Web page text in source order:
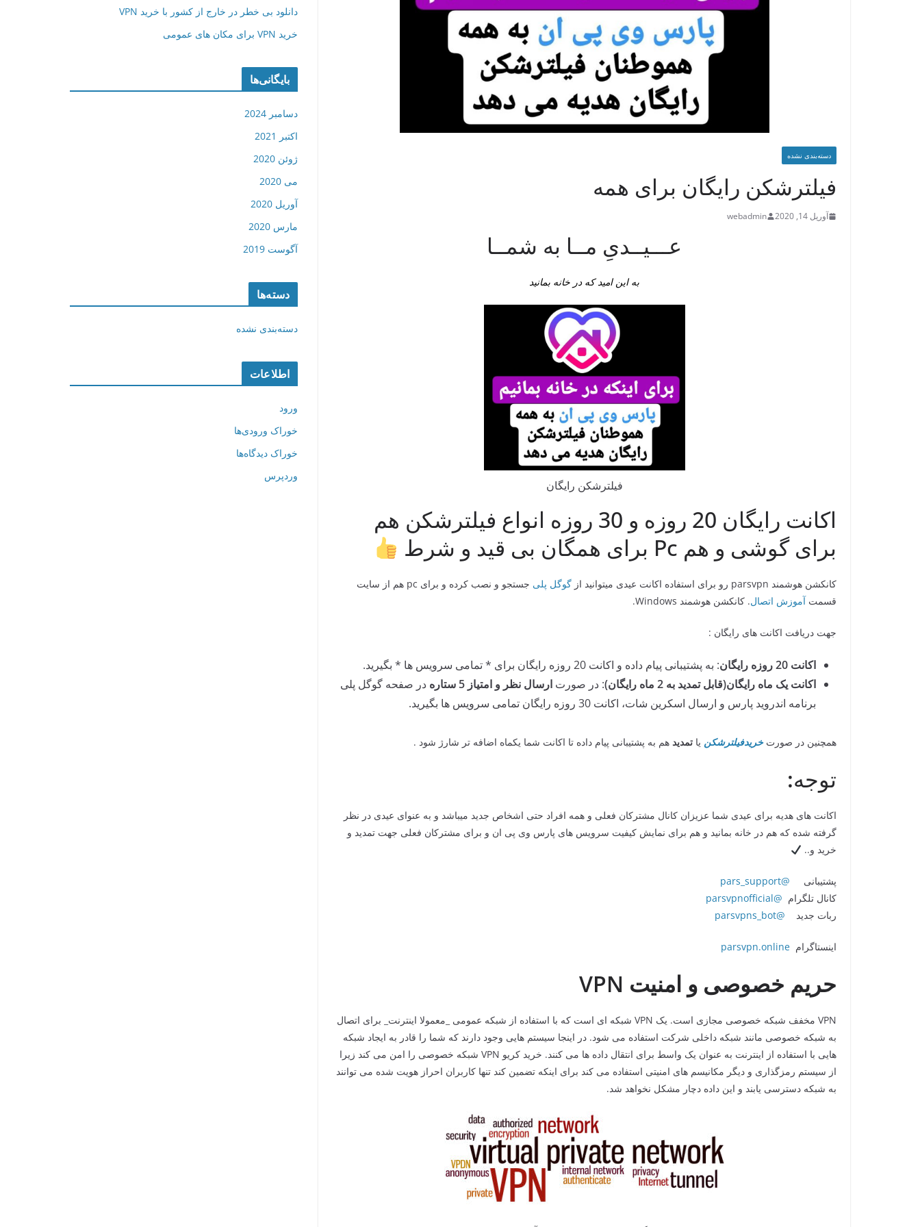
دسته‌بندی نشده
فیلترشکن رایگان برای همه
آوریل 14, 2020 webadmin
عـــیــدیِ مــا به شمــا
به این امید که در خانه بمانید
فیلترشکن رایگان
اکانت رایگان 20 روزه و 30 روزه انواع فیلترشکن هم
برای گوشی و هم Pc برای همگان بی قید و شرط
کانکشن هوشمند parsvpn رو برای استفاده اکانت عیدی میتوانید از گوگل پلی
جستجو و نصب کرده و برای pc هم از سایت
قسمت آموزش اتصال. کانکشن هوشمند Windows.
جهت دریافت اکانت های رایگان :
اکانت 20 روزه رایگان
: به پشتیبانی پیام داده و اکانت 20 روزه رایگان برای * تمامی سرویس ها * بگیرید.
اکانت یک ماه رایگان(قابل تمدید به 2 ماه رایگان)
: در صورت ارسال نظر و امتیاز 5 ستاره
در صفحه گوگل پلی
برنامه اندروید پارس و ارسال اسکرین شات، اکانت 30 روزه رایگان تمامی سرویس ها بگیرید.
همچنین در صورتخریدفیلترشکن یا تمدید هم به پشتیبانی پیام داده تا اکانت شما یکماه اضافه تر شارژ شود .
توجه:
اکانت های هدیه برای عیدی شما عزیزان کانال مشترکان فعلی و همه افراد حتی اشخاص جدید میباشد و به عنوای عیدی در نظر
گرفته شده که هم در خانه بمانید و هم برای نمایش کیفیت سرویس های پارس وی پی ان و برای مشترکان فعلی جهت تمدید و
خرید و..
پشتیبانی @pars_support
کانال تلگرام @parsvpnofficial
ربات جدید @parsvpns_bot
اینستاگرام parsvpn.online
حریم خصوصی و امنیت VPN
VPN مخفف شبکه خصوصی مجازی است. یک VPN شبکه ای است که با استفاده از شبکه عمومی _معمولا اینترنت_ برای اتصال
به شبکه خصوصی مانند شبکه داخلی شرکت استفاده می شود. در اینجا سیستم هایی وجود دارند که شما را قادر به ایجاد شبکه
هایی با استفاده از اینترنت به عنوان یک واسط برای انتقال داده ها می کنند. خرید کریو VPN شبکه خصوصی را امن می کند زیرا
از سیستم رمزگذاری و دیگر مکانیسم های امنیتی استفاده می کند برای اینکه تضمین کند تنها کاربران احراز هویت شده می توانند
به شبکه دسترسی یابند و این داده دچار مشکل نخواهد شد.
دانلود بی خطر در خارج از کشور با خرید VPN
خرید VPN برای مکان های عمومی
بایگانی‌ها
دسامبر 2024
اکتبر 2021
ژوئن 2020
می 2020
آوریل 2020
مارس 2020
آگوست 2019
دسته‌ها
دسته‌بندی نشده
اطلاعات
ورود
خوراک ورودی‌ها
خوراک دیدگاه‌ها
وردپرس